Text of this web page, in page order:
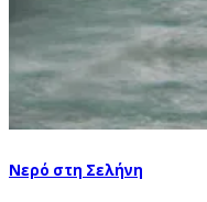
Νερό στη Σελήνη